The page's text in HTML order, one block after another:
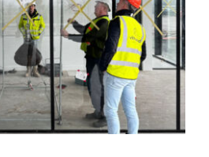
glasheldere garantie.
tegen een stootje.